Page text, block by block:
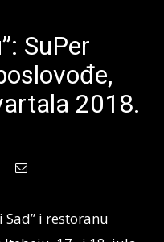
SuPer
2018.
Sad” i restoranu